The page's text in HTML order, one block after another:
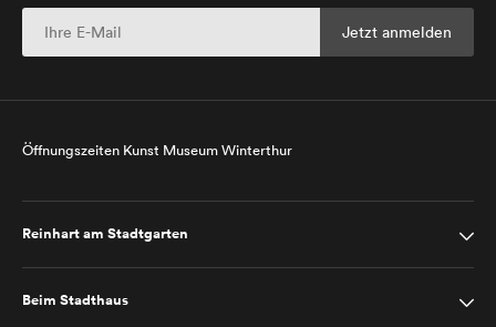
Öffnungszeiten Kunst Museum Winterthur
Reinhart am Stadtgarten
Beim Stadthaus